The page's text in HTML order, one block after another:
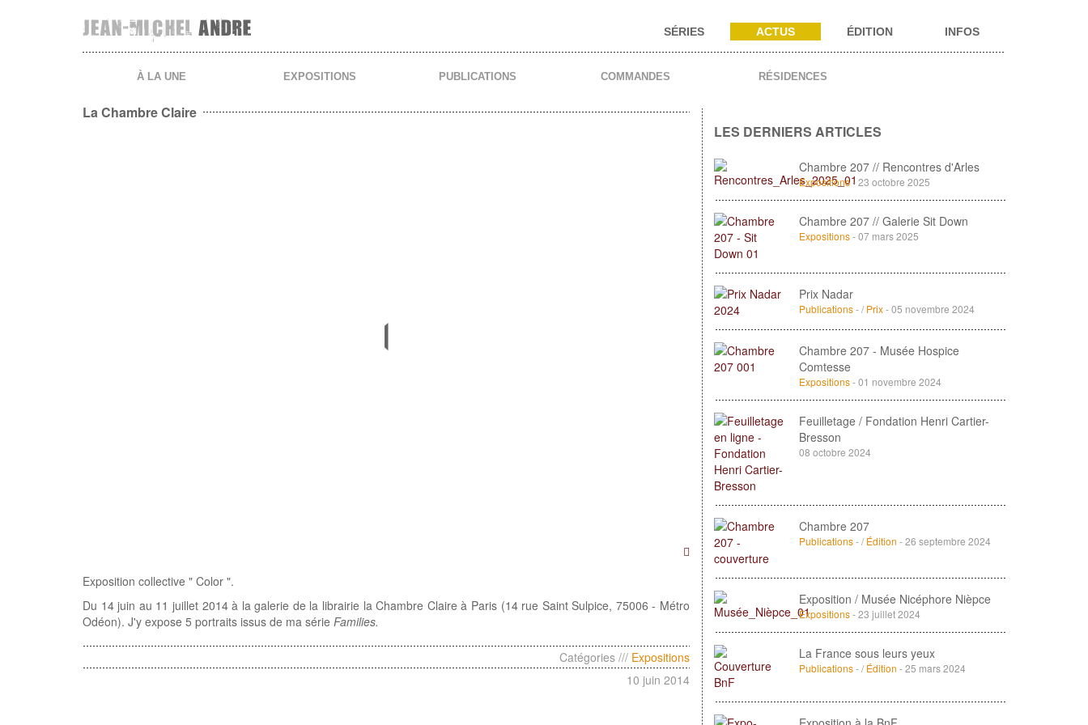
SÉRIES ACTUS ÉDITION INFOS
À LA UNE EXPOSITIONS PUBLICATIONS COMMANDES RÉSIDENCES
La Chambre Claire
Exposition collective " Color ".
Du 14 juin au 11 juillet 2014 à la galerie de la librairie la Chambre Claire à Paris (14 rue Saint Sulpice, 75006 - Métro
Odéon). J'y expose 5 portraits issus de ma série Families.
Catégories /// Expositions
10 juin 2014
LES DERNIERS ARTICLES
Chambre 207 // Rencontres d'Arles
Expositions- 23 octobre 2025
Chambre 207 // Galerie Sit Down
Expositions- 07 mars 2025
Prix Nadar
Publications- /Prix- 05 novembre 2024
Chambre 207 - Musée Hospice
Comtesse
Expositions- 01 novembre 2024
Feuilletage / Fondation Henri Cartier-
Bresson
08 octobre 2024
Chambre 207
Publications- /Édition - 26 septembre 2024
Exposition / Musée Nicéphore Nièpce
Expositions- 23 juillet 2024
La France sous leurs yeux
Publications- /Édition - 25 mars 2024